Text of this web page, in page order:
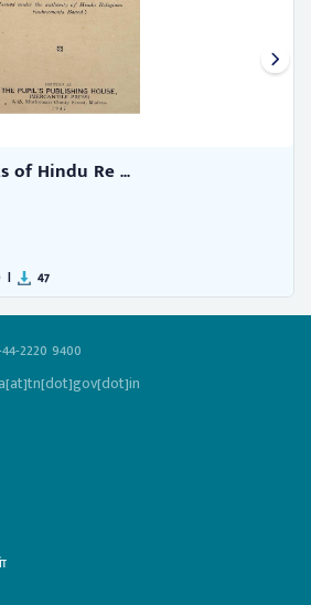
of Hindu Re ...
| 47
2220 9400